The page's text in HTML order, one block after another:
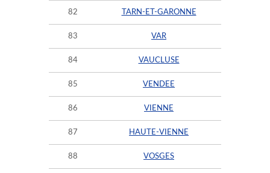
82 TARN-ET-GARONNE
83 VAR
84 VAUCLUSE
85 VENDEE
86 VIENNE
87 HAUTE-VIENNE
88 VOSGES